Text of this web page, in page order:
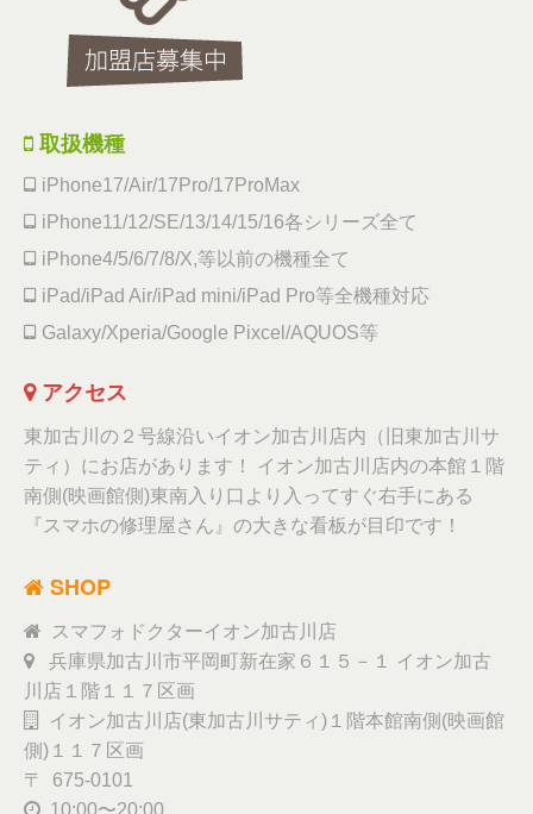
取扱機種
iPhone17/Air/17Pro/17ProMax
iPhone11/12/SE/13/14/15/16各シリーズ全て
iPhone4/5/6/7/8/X,等以前の機種全て
iPad/iPad Air/iPad mini/iPad Pro等全機種対応
Galaxy/Xperia/Google Pixcel/AQUOS等
アクセス
東加古川の２号線沿いイオン加古川店内（旧東加古川サ
ティ）にお店があります！ イオン加古川店内の本館１階
南側(映画館側)東南入り口より入ってすぐ右手にある
『スマホの修理屋さん』の大きな看板が目印です！
SHOP
スマフォドクターイオン加古川店
兵庫県加古川市平岡町新在家６１５－１ イオン加古
川店１階１１７区画
イオン加古川店(東加古川サティ)１階本館南側(映画館
側)１１７区画
〒 675-0101
10:00〜20:00